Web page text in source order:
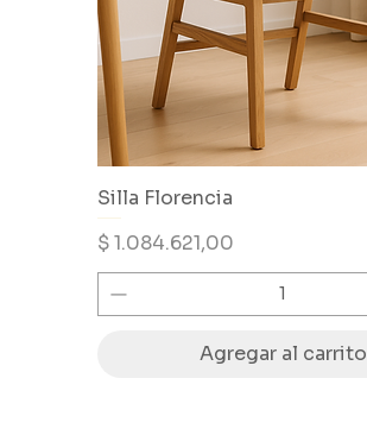
Silla Florencia
Precio
$ 1.084.621,00
Agregar al carrito